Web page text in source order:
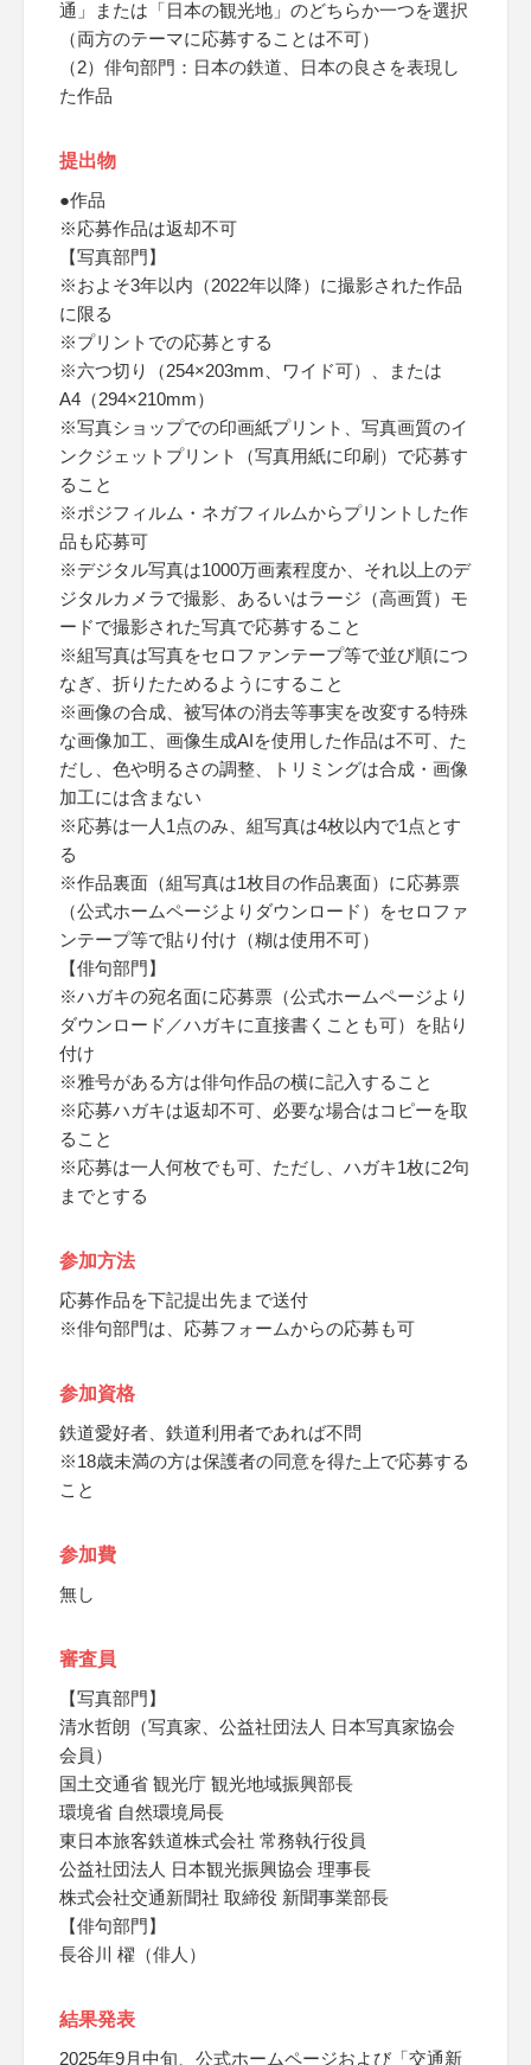
通」または「日本の観光地」のどちらか一つを選択
（両方のテーマに応募することは不可）
（2）俳句部門：日本の鉄道、日本の良さを表現し
た作品
提出物
●作品
※応募作品は返却不可
【写真部門】
※およそ3年以内（2022年以降）に撮影された作品
に限る
※プリントでの応募とする
※六つ切り（254×203mm、ワイド可）、または
A4（294×210mm）
※写真ショップでの印画紙プリント、写真画質のイ
ンクジェットプリント（写真用紙に印刷）で応募す
ること
※ポジフィルム・ネガフィルムからプリントした作
品も応募可
※デジタル写真は1000万画素程度か、それ以上のデ
ジタルカメラで撮影、あるいはラージ（高画質）モ
ードで撮影された写真で応募すること
※組写真は写真をセロファンテープ等で並び順につ
なぎ、折りたためるようにすること
※画像の合成、被写体の消去等事実を改変する特殊
な画像加工、画像生成AIを使用した作品は不可、た
だし、色や明るさの調整、トリミングは合成・画像
加工には含まない
※応募は一人1点のみ、組写真は4枚以内で1点とす
る
※作品裏面（組写真は1枚目の作品裏面）に応募票
（公式ホームページよりダウンロード）をセロファ
ンテープ等で貼り付け（糊は使用不可）
【俳句部門】
※ハガキの宛名面に応募票（公式ホームページより
ダウンロード／ハガキに直接書くことも可）を貼り
付け
※雅号がある方は俳句作品の横に記入すること
※応募ハガキは返却不可、必要な場合はコピーを取
ること
※応募は一人何枚でも可、ただし、ハガキ1枚に2句
までとする
参加方法
応募作品を下記提出先まで送付
※俳句部門は、応募フォームからの応募も可
参加資格
鉄道愛好者、鉄道利用者であれば不問
※18歳未満の方は保護者の同意を得た上で応募する
こと
参加費
無し
審査員
【写真部門】
清水哲朗（写真家、公益社団法人 日本写真家協会
会員）
国土交通省 観光庁 観光地域振興部長
環境省 自然環境局長
東日本旅客鉄道株式会社 常務執行役員
公益社団法人 日本観光振興協会 理事長
株式会社交通新聞社 取締役 新聞事業部長
【俳句部門】
長谷川 櫂（俳人）
結果発表
2025年9月中旬、公式ホームページおよび「交通新